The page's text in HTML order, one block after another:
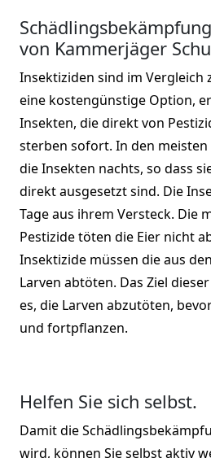
von Kammerjäger
Insektiziden sind im Vergleich
eine kostengünstige Option,
Insekten, die direkt von
sterben sofort. In den meisten
die Insekten nachts, so dass
direkt ausgesetzt sind. Die
Tage aus ihrem Versteck. Die
Pestizide töten die Eier nicht
Insektizide müssen die aus
Larven abtöten. Das Ziel
es, die Larven abzutöten,
und fortpflanzen.
Helfen Sie sich selbst.
Damit die
wird, können Sie selbst aktiv